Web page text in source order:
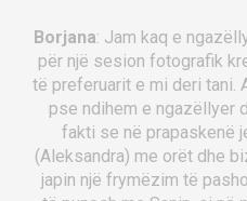
Borjana: Jam kaq e
për një sesion fotografik
të preferuarit e mi deri tani.
pse ndihem e ngazëllyer
fakti se në prapaskenë
(Aleksandra) me orët dhe
japin një frymëzim të